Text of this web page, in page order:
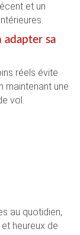
et un
sa
réels évite
maintenant une
vol.
au quotidien,
heureux de